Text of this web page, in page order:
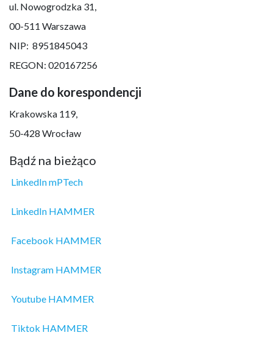
​ul. Nowogrodzka 31,
00-511 Warszawa
NIP: 8951845043
REGON: 020167256
Dane do korespondencji
Krakowska 119,
50-428 Wrocław
Bądź na bieżąco
LinkedIn mPTech
LinkedIn HAMMER
Facebook HAMMER
Instagram HAMMER
Youtube HAMMER
Tiktok HAMMER